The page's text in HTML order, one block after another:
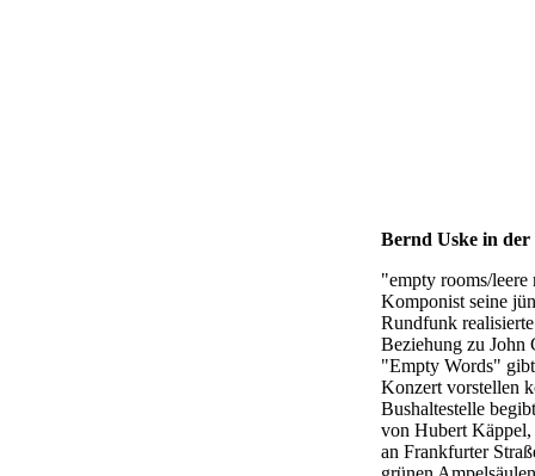
Bernd Uske in
"empty rooms/
Komponist seine
Rundfunk
Beziehung zu John
"Empty Words"
Konzert vorstellen
Bushaltestelle
von Hubert
an Frankfurter